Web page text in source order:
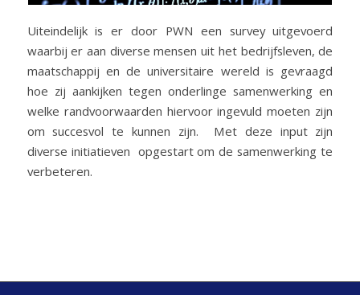
Uiteindelijk is er door PWN een survey uitgevoerd
waarbij er aan diverse mensen uit het bedrijfsleven, de
maatschappij en de universitaire wereld is gevraagd
hoe zij aankijken tegen onderlinge samenwerking en
welke randvoorwaarden hiervoor ingevuld moeten zijn
om succesvol te kunnen zijn. Met deze input zijn
diverse initiatieven opgestart om de samenwerking te
verbeteren.